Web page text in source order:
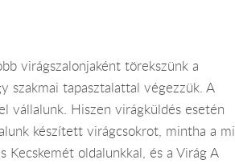
virágszalonjaként törekszünk a
szakmai tapasztalattal végezzük. A
vállalunk. Hiszen virágküldés esetén
készített virágcsokrot, mintha a mi
oldalunkkal, és a Virág A